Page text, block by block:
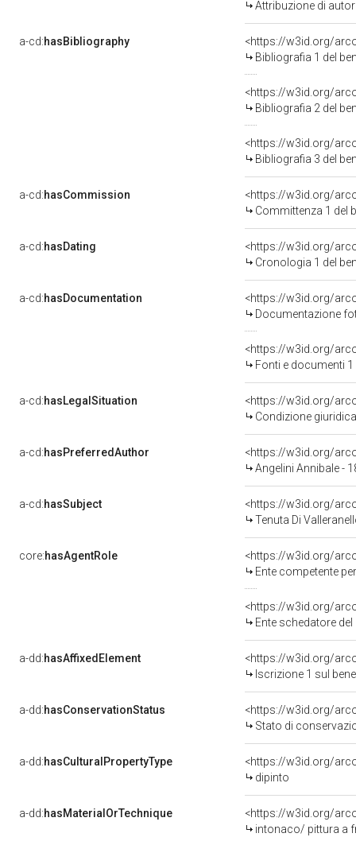
Attribuzione di
a-cd:hasBibliography
<https://w3id.org/
Bibliografia 1 del
<https://w3id.org/
Bibliografia 2 del
<https://w3id.org/
Bibliografia 3 del
a-cd:hasCommission
<https://w3id.org/
Committenza 1 del
a-cd:hasDating
<https://w3id.org/
Cronologia 1 del
a-cd:hasDocumentation
Documentazione
<https://w3id.org/
Fonti e documenti
a-cd:hasLegalSituation
<https://w3id.org/
Condizione
a-cd:hasPreferredAuthor
<https://w3id.org/
Angelini Annibale -
a-cd:hasSubject
<https://w3id.org/
Tenuta Di
core:hasAgentRole
<https://w3id.org/
Ente competente per
<https://w3id.org/
Ente schedatore
a-dd:hasAffixedElement
<https://w3id.org/
Iscrizione 1 sul
a-dd:hasConservationStatus
<https://w3id.org/
Stato di
a-dd:hasCulturalPropertyType
<https://w3id.org/
dipinto
a-dd:hasMaterialOrTechnique
<https://w3id.org/
intonaco/ pittura a